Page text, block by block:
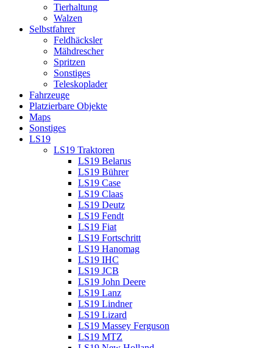
Tierhaltung
Walzen
Selbstfahrer
Feldhäcksler
Mähdrescher
Spritzen
Sonstiges
Teleskoplader
Fahrzeuge
Platzierbare Objekte
Maps
Sonstiges
LS19
LS19 Traktoren
LS19 Belarus
LS19 Bührer
LS19 Case
LS19 Claas
LS19 Deutz
LS19 Fendt
LS19 Fiat
LS19 Fortschritt
LS19 Hanomag
LS19 IHC
LS19 JCB
LS19 John Deere
LS19 Lanz
LS19 Lindner
LS19 Lizard
LS19 Massey Ferguson
LS19 MTZ